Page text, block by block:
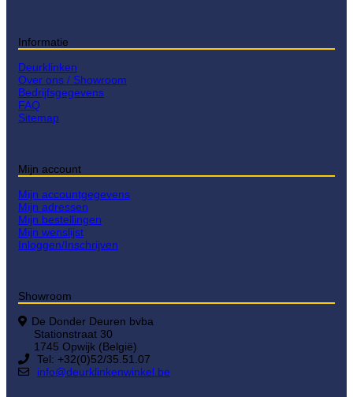
Informatie
Deurklinken
Over ons / Showroom
Bedrijfsgegevens
FAQ
Sitemap
Mijn account
Mijn accountgegevens
Mijn adressen
Mijn bestellingen
Mijn wenslijst
Inloggen/Inschrijven
Showroom
De Donder Deuren bvba
Stationstraat 30
1745 Opwijk (België)
Tel: +32(0)52/35.51.07
info@deurklinkenwinkel.be